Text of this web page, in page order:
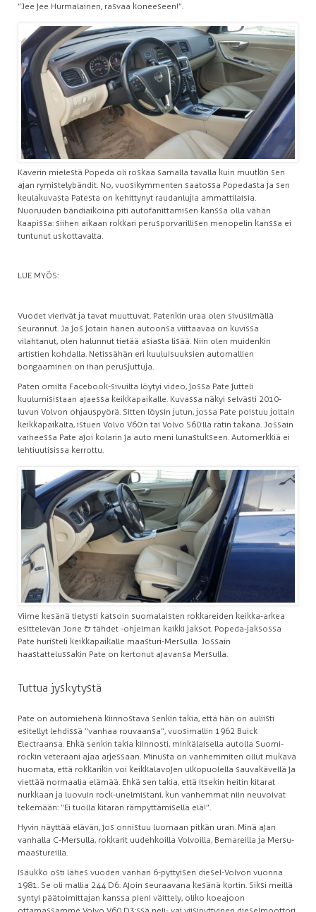
”Jee jee Hurmalainen, rasvaa koneeseen!”.
Kaverin mielestä Popeda oli roskaa samalla tavalla kuin muutkin sen
ajan rymistelybändit. No, vuosikymmenten saatossa Popedasta ja sen
keulakuvasta Patesta on kehittynyt raudanlujia ammattilaisia.
Nuoruuden bändiaikoina piti autofanittamisen kanssa olla vähän
kaapissa: siihen aikaan rokkari perusporvarillisen menopelin kanssa ei
tuntunut uskottavalta.
LUE MYÖS:
Vuodet vierivät ja tavat muuttuvat. Patenkin uraa olen sivusilmällä
seurannut. Ja jos jotain hänen autoonsa viittaavaa on kuvissa
vilahtanut, olen halunnut tietää asiasta lisää. Niin olen muidenkin
artistien kohdalla. Netissähän eri kuuluisuuksien automallien
bongaaminen on ihan perusjuttuja.
Paten omilta Facebook-sivuilta löytyi video, jossa Pate jutteli
kuulumisistaan ajaessa keikkapaikalle. Kuvassa näkyi selvästi 2010-
luvun Volvon ohjauspyörä. Sitten löysin jutun, jossa Pate poistuu joltain
keikkapaikalta, istuen Volvo V60:n tai Volvo S60:lla ratin takana. Jossain
vaiheessa Pate ajoi kolarin ja auto meni lunastukseen. Automerkkiä ei
lehtiuutisissa kerrottu.
Viime kesänä tietysti katsoin suomalaisten rokkareiden keikka-arkea
esittelevän Jone & tähdet -ohjelman kaikki jaksot. Popeda-jaksossa
Pate huristeli keikkapaikalle maasturi-Mersulla. Jossain
haastattelussakin Pate on kertonut ajavansa Mersulla.
Tuttua jyskytystä
Pate on automiehenä kiinnostava senkin takia, että hän on auliisti
esitellyt lehdissä ”vanhaa rouvaansa”, vuosimallin 1962 Buick
Electraansa. Ehkä senkin takia kiinnosti, minkälaisella autolla Suomi-
rockin veteraani ajaa arjessaan. Minusta on vanhemmiten ollut mukava
huomata, että rokkarikin voi keikkalavojen ulkopuolella sauvakävellä ja
viettää normaalia elämää. Ehkä sen takia, että itsekin heitin kitarat
nurkkaan ja luovuin rock-unelmistani, kun vanhemmat niin neuvoivat
tekemään: ”Ei tuolla kitaran rämpyttämisellä elä!”.
Hyvin näyttää elävän, jos onnistuu luomaan pitkän uran. Minä ajan
vanhalla C-Mersulla, rokkarit uudehkoilla Volvoilla, Bemareilla ja Mersu-
maastureilla.
Isäukko osti lähes vuoden vanhan 6-pyttyisen diesel-Volvon vuonna
1981. Se oli mallia 244 D6. Ajoin seuraavana kesänä kortin. Siksi meillä
syntyi päätoimittajan kanssa pieni väittely, oliko koeajoon